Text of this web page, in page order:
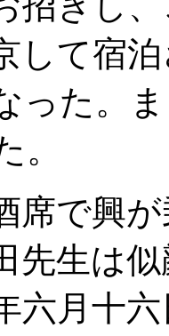
して宿
った。
。
で興
先生は
六月十